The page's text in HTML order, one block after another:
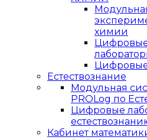
химии
Естествознание
Модульная
PROLog по
Цифровые
Кабинет